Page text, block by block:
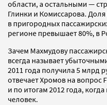
области, а остальными —
Глинки и Комиссарова.
в пригородных
регионе превышает 80%, в
Зачем Махмудову
всегда называет
2011 года получила 5 млрд
отвечает Хромов на вопрос
и по итогам 2012 года,
человек.